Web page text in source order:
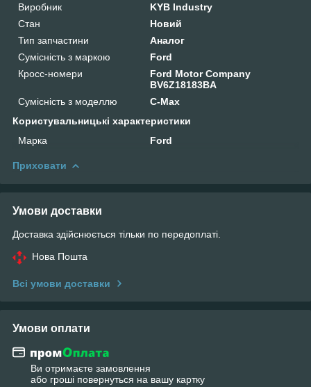
Виробник
KYB Industry
Стан
Новий
Тип запчастини
Аналог
Сумісність з маркою
Ford
Кросс-номери
Ford Motor Company
BV6Z18183BA
Сумісність з моделлю
C-Max
Користувальницькі характеристики
Марка
Ford
Приховати
Умови доставки
Доставка здійснюється тільки по передоплаті.
Нова Пошта
Всі умови доставки
Умови оплати
Ви отримаєте замовлення
або гроші повернуться на вашу картку